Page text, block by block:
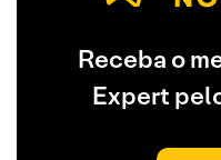
Receba o
Expert